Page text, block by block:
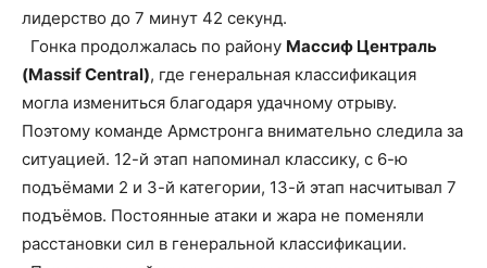
лидерство до 7 минут 42 секунд.
Гонка продолжалась по району Массиф Централь
(Massif Central), где генеральная классификация
могла измениться благодаря удачному отрыву.
Поэтому команде Армстронга внимательно следила за
ситуацией. 12-й этап напоминал классику, с 6-ю
подъёмами 2 и 3-й категории, 13-й этап насчитывал 7
подъёмов. Постоянные атаки и жара не поменяли
расстановки сил в генеральной классификации.